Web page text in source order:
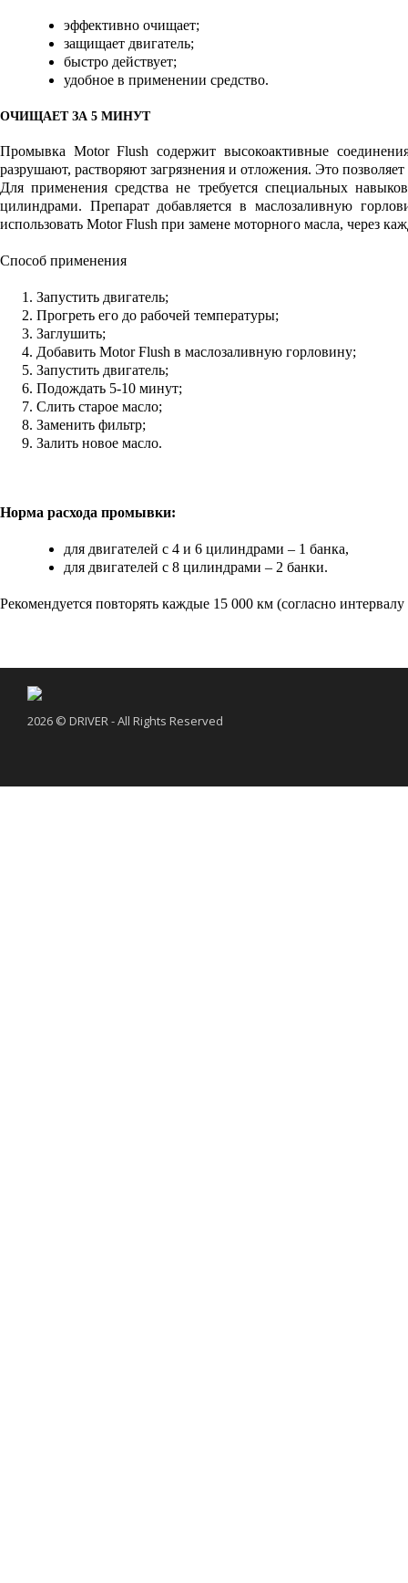
эффективно очищает;
защищает двигатель;
быстро действует;
удобное в применении средство.
ОЧИЩАЕТ ЗА 5 МИНУТ
Промывка Motor Flush содержит высокоактивные
разрушают, растворяют загрязнения и отложения. Это
Для применения средства не требуется специальных
цилиндрами. Препарат добавляется в маслозаливную
использовать Motor Flush при замене моторного масла, через
Способ применения
Запустить двигатель;
Прогреть его до рабочей температуры;
Заглушить;
Добавить Motor Flush в маслозаливную горловину;
Запустить двигатель;
Подождать 5-10 минут;
Слить старое масло;
Заменить фильтр;
Залить новое масло.
Норма расхода промывки:
для двигателей с 4 и 6 цилиндрами – 1 банка,
для двигателей с 8 цилиндрами – 2 банки.
Рекомендуется повторять каждые 15 000 км (согласно
2026 © DRIVER - All Rights Reserved